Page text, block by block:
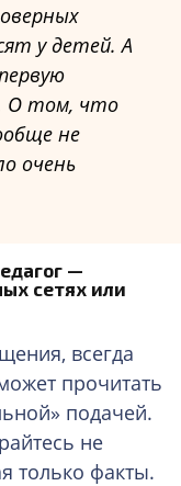
у детей. А
О том, что
не
очень
—
сетях или
всегда
прочитать
подачей.
не
только факты.